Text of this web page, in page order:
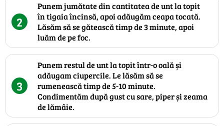
2
Punem jumătate din cantitatea de unt la topit
în tigaia încinsă, apoi adăugăm ceapa tocată.
Lăsăm să se gătească timp de 3 minute, apoi
luăm de pe foc.
3
Punem restul de unt la topit într-o oală și
adăugam ciupercile. Le lăsăm să se
rumenească timp de 5-10 minute.
Condimentăm după gust cu sare, piper și zeama
de lămâie.